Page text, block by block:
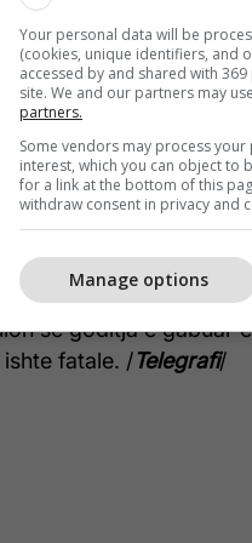
Momenti i
theu kyçin e
e uli këmbën në
të lakohej, e pas pak
se goditja e gabuar
fatale. /Telegrafi/
Your personal data will be
(cookies, unique identifiers, and
accessed by and shared with
site. We and our partners may
partners.
Some vendors may process
interest, which you can object to
for a link at the bottom of this
withdraw consent in privacy and
Manage options